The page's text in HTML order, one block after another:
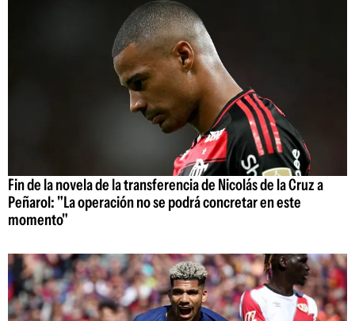
Fin de la novela de la transferencia de Nicolás de la Cruz a
Peñarol: "La operación no se podrá concretar en este
momento"